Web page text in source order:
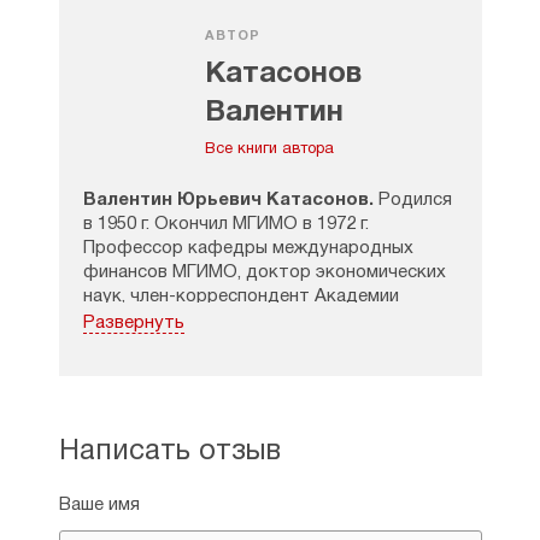
АВТОР
Катасонов
Валентин
Юрьевич
Все книги автора
Валентин Юрьевич Катасонов. Родился
в 1950 г. Окончил МГИМО в 1972 г.
Профессор кафедры международных
финансов МГИМО, доктор экономических
наук, член-корреспондент Академии
экономических наук
— консультантООН
(департамент
— член Консультативного совета при
Развернуть
Написать отзыв
Ваше имя